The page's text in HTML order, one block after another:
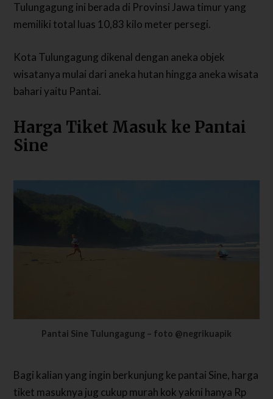
Tulungagung ini berada di Provinsi Jawa timur yang
memiliki total luas 10,83 kilo meter persegi.
Kota Tulungagung dikenal dengan aneka objek
wisatanya mulai dari aneka hutan hingga aneka wisata
bahari yaitu Pantai.
Harga Tiket Masuk ke Pantai
Sine
Pantai Sine Tulungagung – foto @negrikuapik
Bagi kalian yang ingin berkunjung ke pantai Sine, harga
tiket masuknya jug cukup murah kok yakni hanya Rp